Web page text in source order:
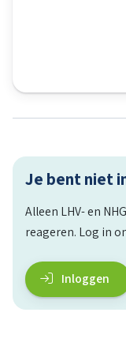
Je bent niet
Alleen LHV- en
reageren. Log in
Inloggen